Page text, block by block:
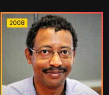
2008